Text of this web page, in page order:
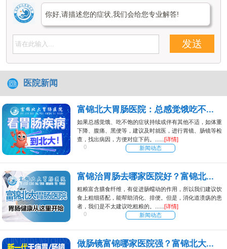
你好,请描述您的症状,我们会给您专业解答!
发送
医院新闻
富锦北大胃肠医院：总感觉饿吃不...
如果总感觉饿、吃不饱的症状持续或伴有其他不适，如体重
下降、腹痛、黑便等，建议及时就医，进行胃镜、肠镜等检
查，找出病因，方便对症下药。......[详情]
0
新闻动态
富锦治胃肠去哪家医院好？富锦北...
粗粮富含膳食纤维，有促进肠蠕动的作用，所以我们建议饮
食上粗细搭配，能帮助消化、排便。但是，消化道溃疡的患
者，我们是不太建议吃粗粮的。......[详情]
0
新闻动态
做肠镜富锦哪家医院强？富锦北大...